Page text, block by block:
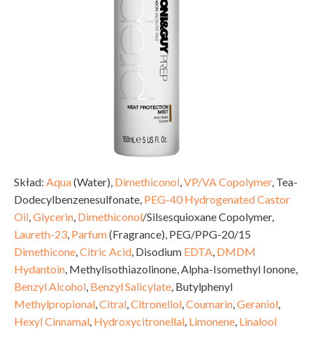
Skład: Aqua(Water), Dimethiconol VP/VA Copolymer, Tea-
Dodecylbenzenesulfonate, PEG-40 Hydrogenated Castor
Oil Glycerin Dimethiconol/Silsesquioxane Copolymer,
Laureth-23 Parfum(Fragrance), PEG/PPG-20/15
Dimethicone Citric Acid , Disodium EDTA DMDM
Hydantoin , Methylisothiazolinone, Alpha-Isomethyl Ionone,
Benzyl Alcohol Benzyl Salicylate , Butylphenyl
Methylpropional Citral Citronellol Coumarin Geraniol
Hexyl Cinnamal Hydroxycitronellal Limonene Linalool